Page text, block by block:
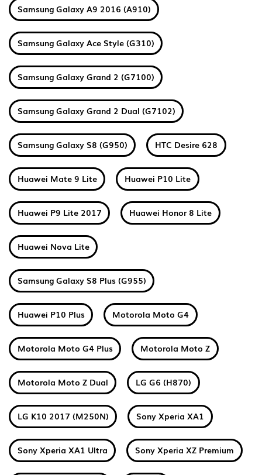
Samsung Galaxy A9 2016 (A910)
Samsung Galaxy Ace Style (G310)
Samsung Galaxy Grand 2 (G7100)
Samsung Galaxy Grand 2 Dual (G7102)
Samsung Galaxy S8 (G950) HTC Desire 628
Huawei Mate 9 Lite Huawei P10 Lite
Huawei P9 Lite 2017 Huawei Honor 8 Lite
Huawei Nova Lite
Samsung Galaxy S8 Plus (G955)
Huawei P10 Plus Motorola Moto G4
Motorola Moto G4 Plus Motorola Moto Z
Motorola Moto Z Dual LG G6 (H870)
LG K10 2017 (M250N) Sony Xperia XA1
Sony Xperia XA1 Ultra Sony Xperia XZ Premium